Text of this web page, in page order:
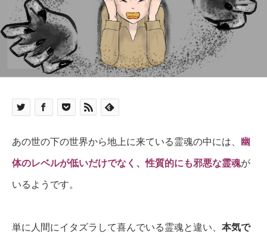
あの世の下の世界から地上に来ている霊魂の中には、 幽
体のレベルが低いだけでなく、性質的にも邪悪な霊魂が
いるようです。
単に人間にイタズラして喜んでいる霊魂と違い、 本気で